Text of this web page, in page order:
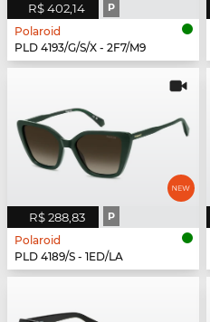
R$ 402,14 P
Polaroid
PLD 4193/G/S/X - 2F7/M9
R$ 288,83 P
Polaroid
PLD 4189/S - 1ED/LA